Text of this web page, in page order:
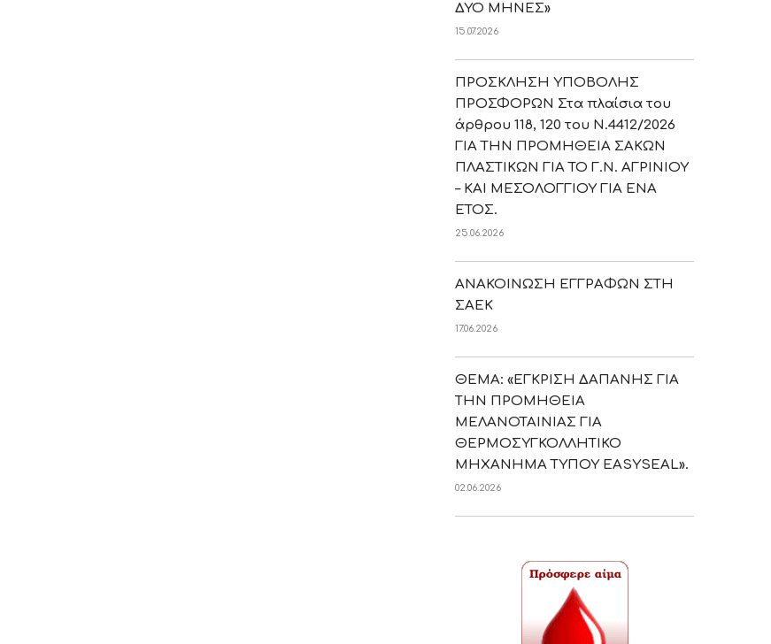
ΔΥΟ ΜΗΝΕΣ»
15.07.2026
ΠΡΟΣΚΛΗΣΗ ΥΠΟΒΟΛΗΣ
ΠΡΟΣΦΟΡΩΝ Στα πλαίσια του
άρθρου 118, 120 του Ν.4412/2026
ΓΙΑ ΤΗΝ ΠΡΟΜΗΘΕΙΑ ΣΑΚΩΝ
ΠΛΑΣΤΙΚΩΝ ΓΙΑ ΤΟ Γ.Ν. ΑΓΡΙΝΙΟΥ
– ΚΑΙ ΜΕΣΟΛΟΓΓΙΟΥ ΓΙΑ ΕΝΑ
ΕΤΟΣ.
25.06.2026
ΑΝΑΚΟΙΝΩΣΗ ΕΓΓΡΑΦΩΝ ΣΤΗ
ΣΑΕΚ
17.06.2026
ΘΕΜΑ: «ΕΓΚΡΙΣΗ ΔΑΠΑΝΗΣ ΓΙΑ
ΤΗΝ ΠΡΟΜΗΘΕΙΑ
ΜΕΛΑΝΟΤΑΙΝΙΑΣ ΓΙΑ
ΘΕΡΜΟΣΥΓΚΟΛΛΗΤΙΚΟ
ΜΗΧΑΝΗΜΑ ΤΥΠΟΥ EASYSEAL».
02.06.2026